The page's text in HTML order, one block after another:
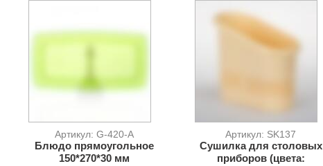
Артикул: G-420-A
Блюдо прямоугольное
150*270*30 мм
Артикул: SK137
Сушилка для столовых
приборов (цвета: